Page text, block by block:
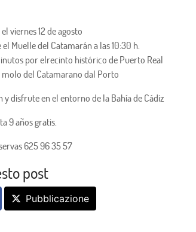
viernes 12 de agosto
Muelle del Catamarán a las 10:30 h.
por elrecinto histórico de Puerto Real
del Catamarano dal Porto
y disfrute en el entorno de la Bahía de Cádiz
9 años gratis.
625 96 35 57
post
Pubblicazione